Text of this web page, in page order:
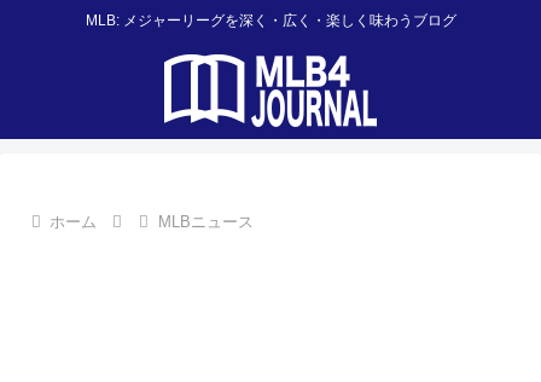
MLB: メジャーリーグを深く・広く・楽しく味わうブログ
ホーム MLBニュース